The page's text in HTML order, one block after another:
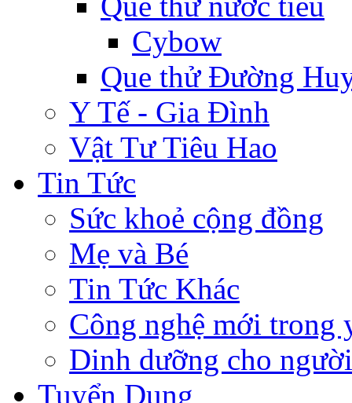
Cybow
Que thử Đường
Y Tế - Gia Đình
Vật Tư Tiêu Hao
Tin Tức
Sức khoẻ cộng đồng
Mẹ và Bé
Tin Tức Khác
Công nghệ mới trong
Dinh dưỡng cho
Tuyển Dụng